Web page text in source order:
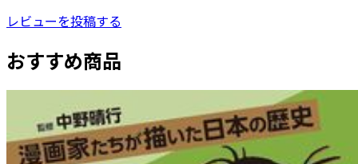
レビューを投稿する
おすすめ商品